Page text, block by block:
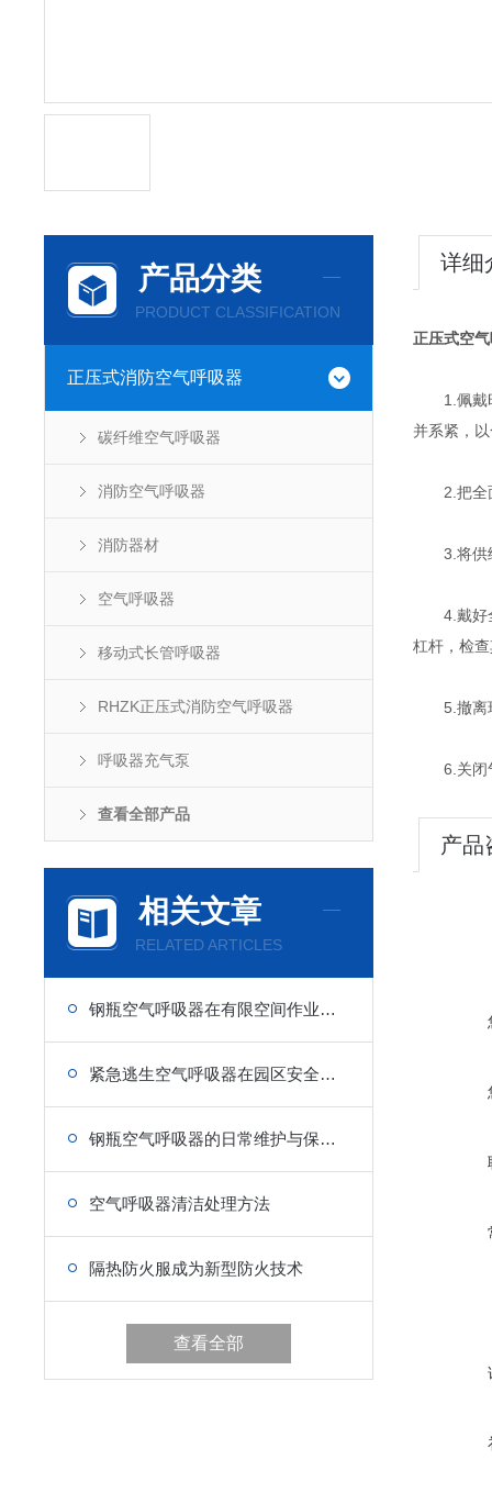
产品分类
PRODUCT CLASSIFICATION
正压式消防空气呼吸器
碳纤维空气呼吸器
消防空气呼吸器
消防器材
空气呼吸器
移动式长管呼吸器
RHZK正压式消防空气呼吸器
呼吸器充气泵
查看全部产品
相关文章
RELATED ARTICLES
钢瓶空气呼吸器在有限空间作业中的核心优势
紧急逃生空气呼吸器在园区安全管理中的应用
钢瓶空气呼吸器的日常维护与保养要点
空气呼吸器清洁处理方法
隔热防火服成为新型防火技术
查看全部
详细
正压式空
1.佩戴时
并系紧，
2.把全面
3.将供给
4.戴好全
杠杆，检
5.撤离现
6.关闭气
产品